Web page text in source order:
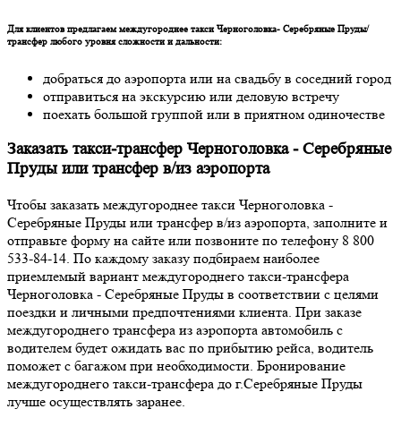
Для клиентов предлагаем междугороднее такси Черноголовка- Серебряные Пруды/
трансфер любого уровня сложности и дальности:
добраться до аэропорта или на свадьбу в соседний город
отправиться на экскурсию или деловую встречу
поехать большой группой или в приятном одиночестве
Заказать такси-трансфер Черноголовка - Серебряные
Пруды или трансфер в/из аэропорта
Чтобы заказать междугороднее такси Черноголовка -
Серебряные Пруды или трансфер в/из аэропорта, заполните и
отправьте форму на сайте или позвоните по телефону 8 800
533-84-14. По каждому заказу подбираем наиболее
приемлемый вариант междугороднего такси-трансфера
Черноголовка - Серебряные Пруды в соответствии с целями
поездки и личными предпочтениями клиента. При заказе
междугороднего трансфера из аэропорта автомобиль с
водителем будет ожидать вас по прибытию рейса, водитель
поможет с багажом при необходимости. Бронирование
междугороднего такси-трансфера до г.Серебряные Пруды
лучше осуществлять заранее.